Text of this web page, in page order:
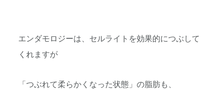
エンダモロジーは、セルライトを効果的につぶして
くれますが
「つぶれて柔らかくなった状態」の脂肪も、